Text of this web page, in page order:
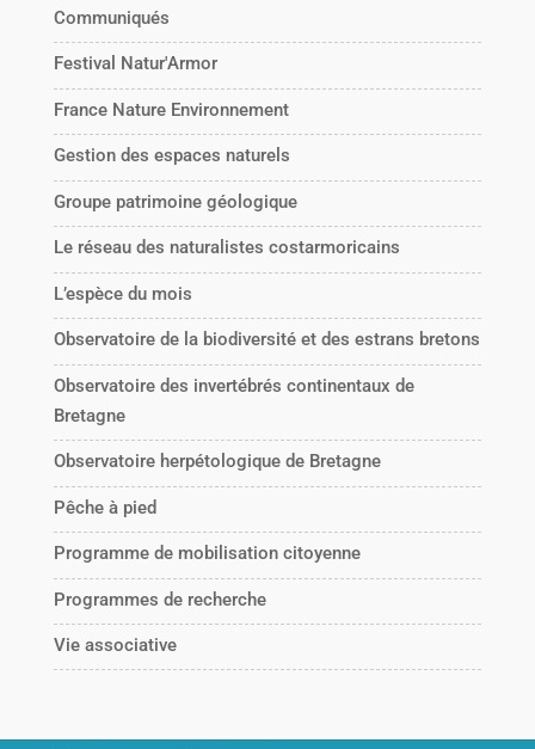
Communiqués
Festival Natur'Armor
France Nature Environnement
Gestion des espaces naturels
Groupe patrimoine géologique
Le réseau des naturalistes costarmoricains
L’espèce du mois
Observatoire de la biodiversité et des estrans bretons
Observatoire des invertébrés continentaux de
Bretagne
Observatoire herpétologique de Bretagne
Pêche à pied
Programme de mobilisation citoyenne
Programmes de recherche
Vie associative